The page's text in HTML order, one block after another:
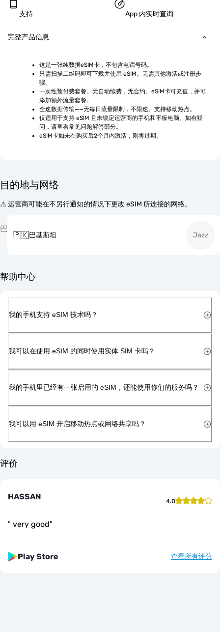
支持 App 内实时查询
完整产品信息
这是一张纯数据eSIM卡，不包含电话号码。
只需扫描二维码即可下载并使用 eSIM。无需其他激活或注册步
骤。
一次性预付费套餐。无自动续费，无合约。eSIM卡可充值，并可
添加额外流量套餐。
全速数据传输——无每日流量限制，不限速。支持移动热点。
仅适用于支持 eSIM 且未锁定运营商的手机和平板电脑。如有疑
问，请查看常见问题解答部分。
eSIM卡如未在购买后2个月内激活，则将过期。
目的地与网络
⚠️ 运营商可能在不另行通知的情况下更改 eSIM 所连接的网络。
巴
🇵🇰巴基斯坦 Jazz
帮助中心
我的手机支持 eSIM 技术吗？
我可以在使用 eSIM 的同时使用实体 SIM 卡吗？
我的手机里已经有一张启用的 eSIM，还能使用你们的服务吗？
我可以用 eSIM 开启移动热点或网络共享吗？
评价
HASSAN 4.0
" very good"
Play Store 查看所有评分